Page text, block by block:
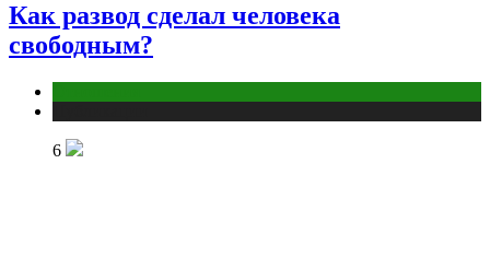
Как развод сделал человека
свободным?
6